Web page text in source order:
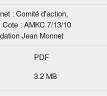
: Comité d'action,
: AMKC 7/13/10
Jean Monnet
PDF
3.2 MB